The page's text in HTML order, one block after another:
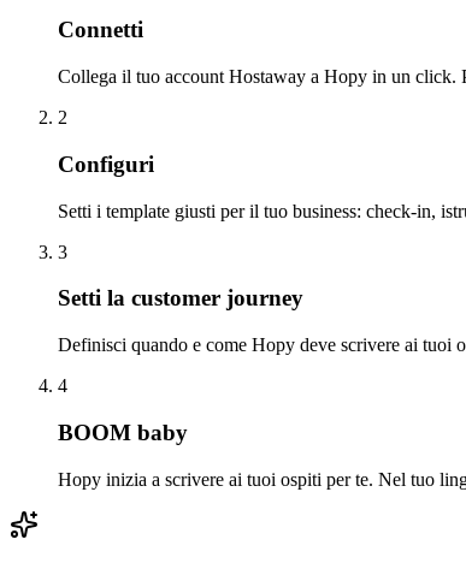
Connetti
Collega il tuo account Hostaway a Hopy in un click.
2
Configuri
Setti i template giusti per il tuo business: check-in,
3
Setti la customer journey
Definisci quando e come Hopy deve scrivere ai tuoi
4
BOOM baby
Hopy inizia a scrivere ai tuoi ospiti per te. Nel tuo